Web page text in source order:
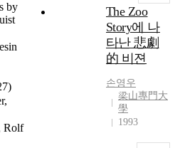
by
Rolf
The Zoo
Story에 나
타난 悲劇
的 비젼
손영우
梁山專門大
學
1993